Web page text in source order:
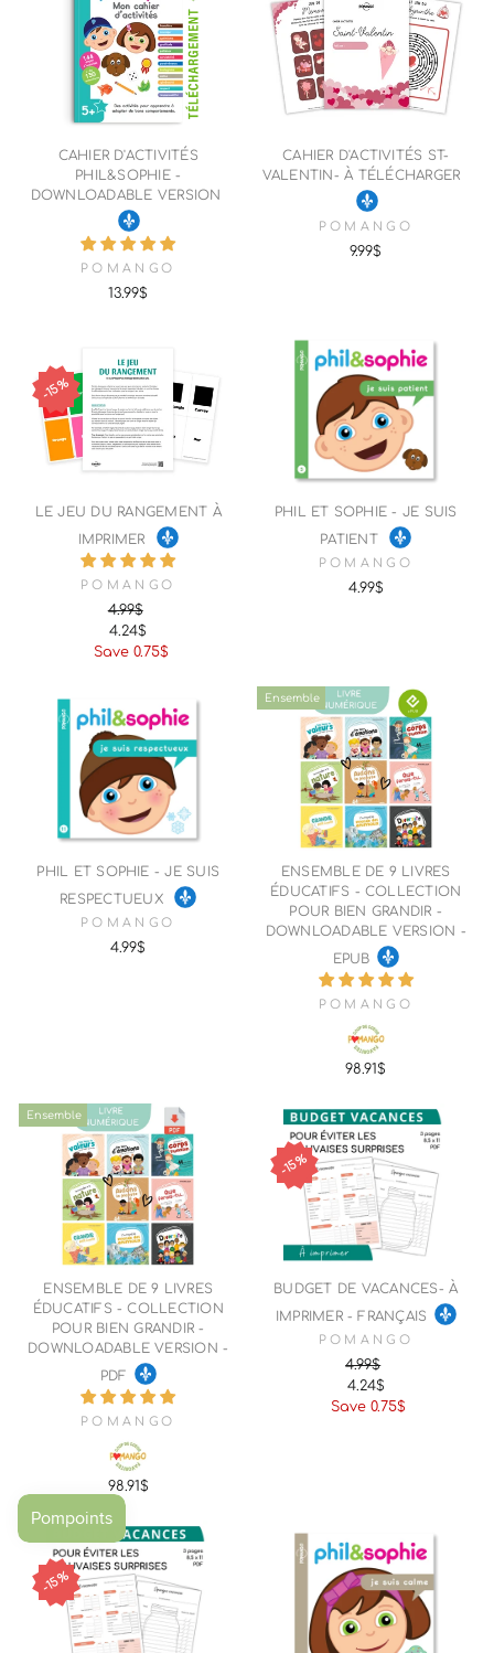
CAHIER D'ACTIVITÉS
PHIL&SOPHIE -
DOWNLOADABLE VERSION
POMANGO
13.99$
CAHIER D'ACTIVITÉS ST-
VALENTIN- À TÉLÉCHARGER
POMANGO
9.99$
15%
LE JEU DU RANGEMENT À
IMPRIMER
POMANGO
Regular
price
4.99$
Sale
price
4.24$
Save 0.75$
PHIL ET SOPHIE - JE SUIS
PATIENT
POMANGO
4.99$
PHIL ET SOPHIE - JE SUIS
RESPECTUEUX
POMANGO
4.99$
Ensemble
ENSEMBLE DE 9 LIVRES
ÉDUCATIFS - COLLECTION
POUR BIEN GRANDIR -
DOWNLOADABLE VERSION -
EPUB
POMANGO
98.91$
Ensemble
ENSEMBLE DE 9 LIVRES
ÉDUCATIFS - COLLECTION
POUR BIEN GRANDIR -
DOWNLOADABLE VERSION -
PDF
POMANGO
98.91$
15%
BUDGET DE VACANCES- À
IMPRIMER - FRANÇAIS
POMANGO
Regular
price
4.99$
Sale
price
4.24$
Save 0.75$
15%